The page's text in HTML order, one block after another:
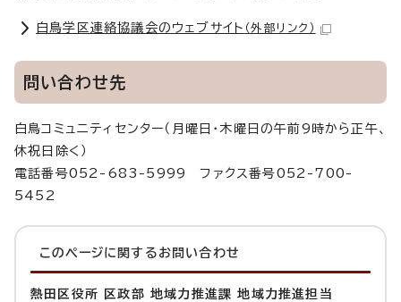
白鳥学区連絡協議会のウェブサイト （外部リンク）
問い合わせ先
白鳥コミュニティセンター（月曜日・木曜日の午前9時から正午、
休祝日除く）
電話番号052-683-5999 ファクス番号052-700-
5452
このページに関する お問い合わせ
熱田区役所 区政部 地域力推進課 地域力推進担当